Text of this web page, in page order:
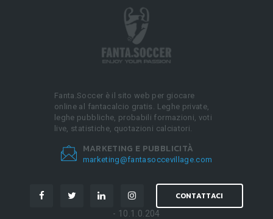
Fanta.Soccer è il sito web per giocare
online al fantacalcio gratis. Leghe private,
leghe pubbliche, probabili formazioni, voti
live, statistiche, quotazioni calciatori.
MARKETING E PUBBLICITÀ
marketing@fantasoccevillage.com
CONTATTACI
- 10.1.0.204